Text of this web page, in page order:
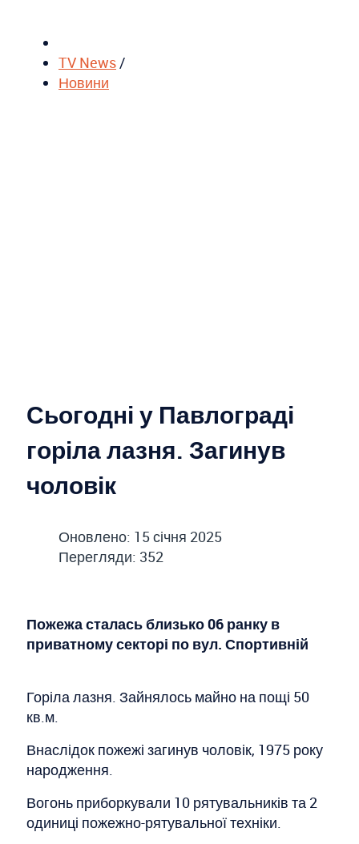
TV News/
Новини
Сьогодні у Павлограді
горіла лазня. Загинув
чоловік
Оновлено: 15 січня 2025
Перегляди: 352
Пожежа сталась близько 06 ранку в
приватному секторі по вул. Спортивній
Горіла лазня. Зайнялось майно на пощі 50
кв.м.
Внаслідок пожежі загинув чоловік, 1975 року
народження.
Вогонь приборкували 10 рятувальників та 2
одиниці пожежно-рятувальної техніки.